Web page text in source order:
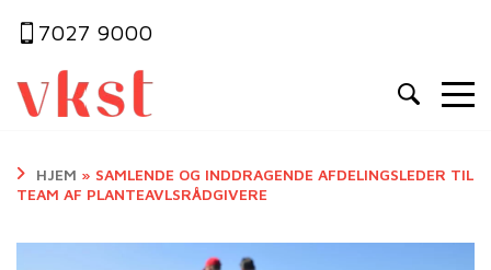
7027 9000
HJEM » SAMLENDE OG INDDRAGENDE AFDELINGSLEDER TIL
TEAM AF PLANTEAVLSRÅDGIVERE